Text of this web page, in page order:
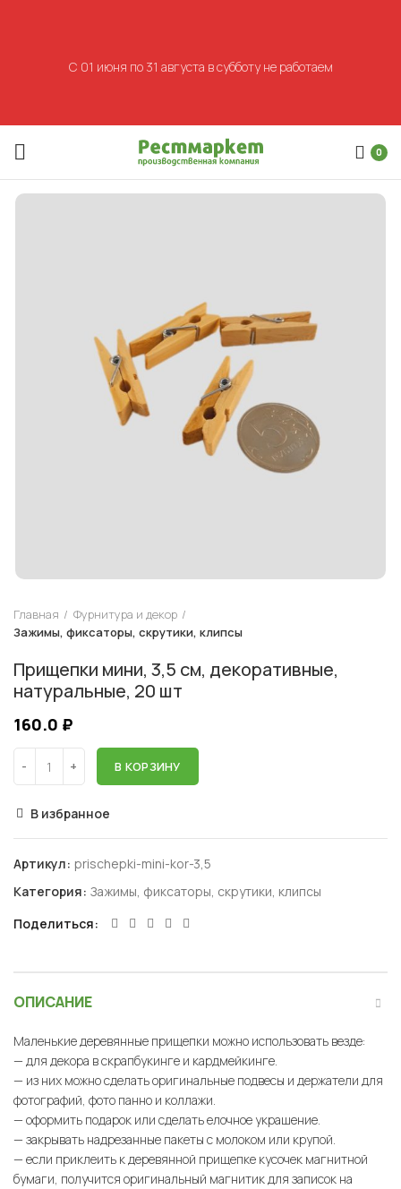
0
Главная
Фурнитура и декор
Зажимы, фиксаторы, скрутики, клипсы
Прищепки мини, 3,5 см, декоративные,
натуральные, 20 шт
160.0 ₽
В КОРЗИНУ
В избранное
Артикул: prischepki-mini-kor-3,5
Категория: Зажимы, фиксаторы, скрутики, клипсы
Поделиться
ОПИСАНИЕ
Маленькие деревянные прищепки можно использовать везде:
— для декора в скрапбукинге и кардмейкинге.
— из них можно сделать оригинальные подвесы и держатели для
фотографий, фото панно и коллажи.
— оформить подарок или сделать елочное украшение.
— закрывать надрезанные пакеты с молоком или крупой.
— если приклеить к деревянной прищепке кусочек магнитной
бумаги, получится оригинальный магнитик для записок на
С 01 июня по 31 августа в субботу не работаем